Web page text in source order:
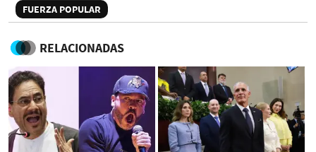
FUERZA POPULAR
RELACIONADAS